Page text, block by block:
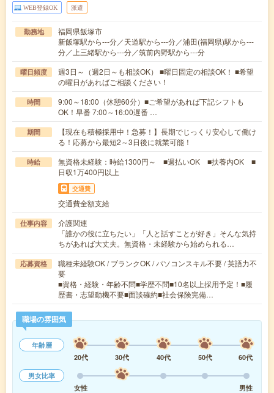
WEB登録OK 派遣
勤務地
福岡県飯塚市
新飯塚駅から---分／天道駅から---分／浦田(福岡県)駅から---
分／上三緒駅から---分／筑前内野駅から---分
曜日頻度
週3日～（週2日～も相談OK） ■曜日固定の相談OK！ ■希望
の曜日があればご相談ください！
時間
9:00～18:00（休憩60分）■ご希望があれば下記シフトも
OK！早番 7:00～16:00遅番 …
期間
【現在も積極採用中！急募！】長期でじっくり安心して働け
る！応募から最短2～3日後に就業可能！
時給
無資格未経験：時給1300円～ ■週払いOK ■扶養内OK ■
日収1万400円以上
交通費
交通費全額支給
仕事内容
介護関連
「誰かの役に立ちたい」「人と話すことが好き」そんな気持
ちがあれば大丈夫。無資格・未経験から始められる…
応募資格
職種未経験OK / ブランクOK / パソコンスキル不要 / 英語力不
要
■資格・経験・年齢不問■学歴不問■10名以上採用予定！■履
歴書・志望動機不要■面談確約■社会保険完備…
職場の雰囲気
年齢層
20代
30代 40代 50代
60代
男女比率
女性
男性